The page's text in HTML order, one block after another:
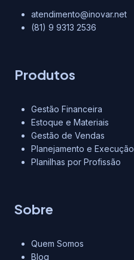
atendimento@inovar.net
(81) 9 9313 2536
Produtos
Gestão Financeira
Estoque e Materiais
Gestão de Vendas
Planejamento e Execução
Planilhas por Profissão
Sobre
Quem Somos
Blog